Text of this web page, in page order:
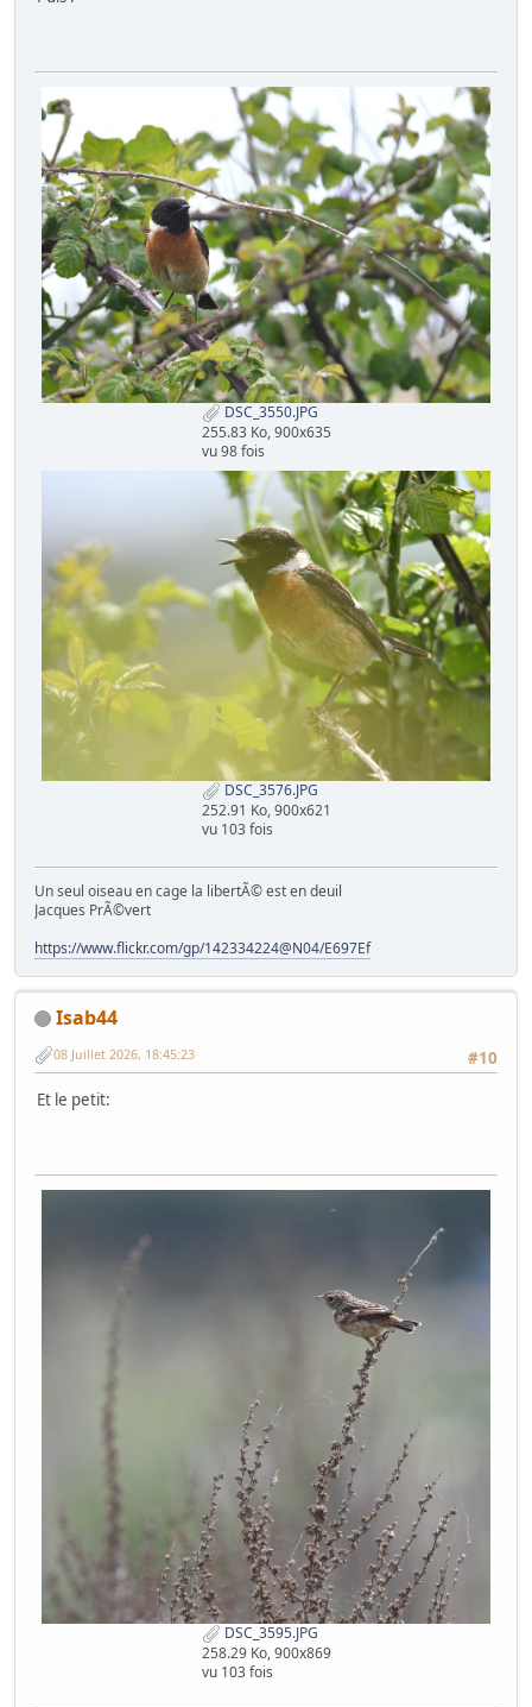
DSC_3550.JPG
255.83 Ko, 900x635
vu 98 fois
DSC_3576.JPG
252.91 Ko, 900x621
vu 103 fois
Un seul oiseau en cage la libertÃ© est en deuil
Jacques PrÃ©vert
https://www.flickr.com/gp/142334224@N04/E697Ef
Isab44
#10
08 Juillet 2026, 18:45:23
Et le petit:
DSC_3595.JPG
258.29 Ko, 900x869
vu 103 fois